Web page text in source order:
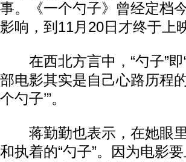
事。《一个勺子》曾经定档
影响，到11月20日才终于上
在西北方言中，“勺子”即
部电影其实是自己心路历程
个勺子’”。
蒋勤勤也表示，在她眼里
和执着的“勺子”。因为电影